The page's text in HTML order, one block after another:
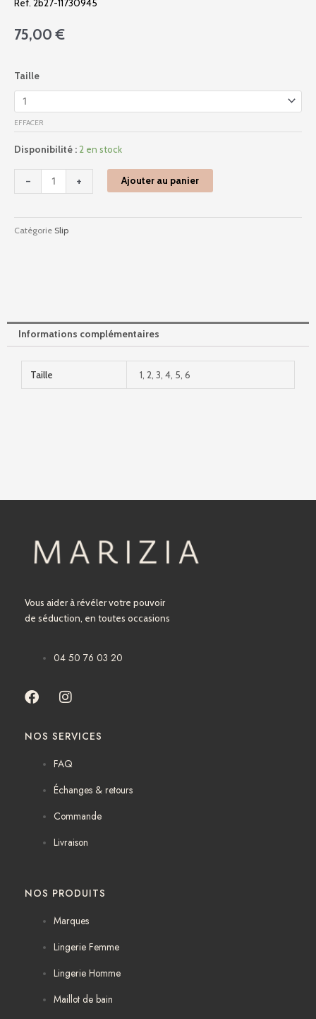
Ref. 2b27-11730945
75,00€
Taille
EFFACER
Disponibilité : 2 en stock
-
de
2b27
-
Vibes
-
+ Ajouter au panier
Catégorie Slip
Informations complémentaires
Taille 1, 2, 3, 4, 5, 6
Vous aider à révéler votre pouvoir
de séduction, en toutes occasions
04 50 76 03 20
F
c
e
I
s
t
a
g
r
a
m
NOS SERVICES
FAQ
Échanges & retours
Commande
Livraison
NOS PRODUITS
Marques
Lingerie Femme
Lingerie Homme
Maillot de bain